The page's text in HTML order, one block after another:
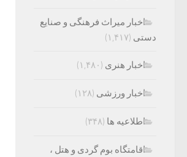
اخبار میراث فرهنگی و صنایع
دستی (۱,۴۱۷)
اخبار هنری (۱,۴۸۰)
اخبار ورزشی (۱۲۸)
اطلاعیه ها (۳۴۸)
اقامتگاه بوم گردی و هتل ،